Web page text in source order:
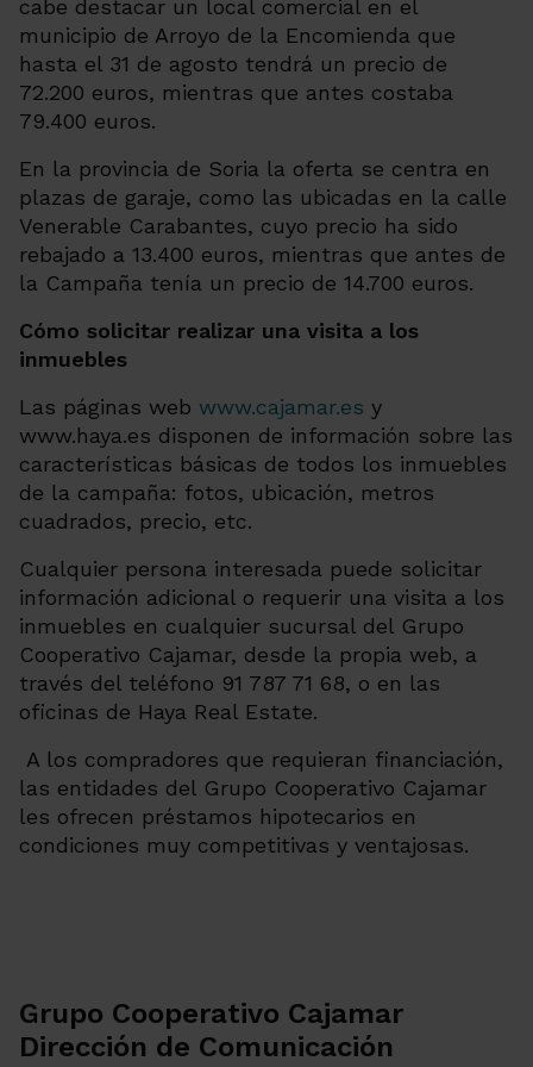
cabe destacar un local comercial en el
municipio de Arroyo de la Encomienda que
hasta el 31 de agosto tendrá un precio de
72.200 euros, mientras que antes costaba
79.400 euros.
En la provincia de Soria la oferta se centra en
plazas de garaje, como las ubicadas en la calle
Venerable Carabantes, cuyo precio ha sido
rebajado a 13.400 euros, mientras que antes de
la Campaña tenía un precio de 14.700 euros.
Cómo solicitar realizar una visita a los
inmuebles
Las páginas web www.cajamar.es y
www.haya.es disponen de información sobre las
características básicas de todos los inmuebles
de la campaña: fotos, ubicación, metros
cuadrados, precio, etc.
Cualquier persona interesada puede solicitar
información adicional o requerir una visita a los
inmuebles en cualquier sucursal del Grupo
Cooperativo Cajamar, desde la propia web, a
través del teléfono 91 787 71 68, o en las
oficinas de Haya Real Estate.
A los compradores que requieran financiación,
las entidades del Grupo Cooperativo Cajamar
les ofrecen préstamos hipotecarios en
condiciones muy competitivas y ventajosas.
Grupo Cooperativo Cajamar
Dirección de Comunicación